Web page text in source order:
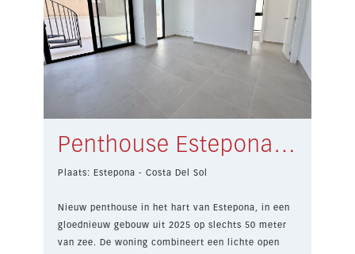
Penthouse Estepona € 630.000,-
Plaats: Estepona - Costa Del Sol
Nieuw penthouse in het hart van Estepona, in een
gloednieuw gebouw uit 2025 op slechts 50 meter
van zee. De woning combineert een lichte open